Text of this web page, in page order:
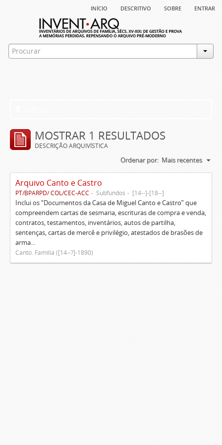
início descritivo sobre entrar
MOSTRAR 1 RESULTADOS
DESCRIÇÃO ARQUIVÍSTICA
Ordenar por: Mais recentes
Arquivo Canto e Castro
PT/BPARPD/ COL/CEC-ACC Subfundos [14--]-[18--]
Inclui os “Documentos da Casa de Miguel Canto e Castro” que
compreendem cartas de sesmaria, escrituras de compra e venda,
contratos, testamentos, inventários, autos de partilha,
sentenças, cartas de mercê e privilégio, atestados de brasões de
arma...
Canto. Família ([14--?]-1890)